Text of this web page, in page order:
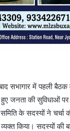
सभागार में पहली बैठक
जनता की सुविधाओं पर
के सदस्यों ने चर्चा
किया। सदस्यों की